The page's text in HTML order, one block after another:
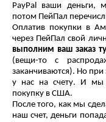
PayPal ваши деньги,
потом ПейПал
Оплатив покупки в
через ПейПал свой
выполним ваш заказ
(вещи-то с
заканчиваются). Но
у нас на счету. И мы
покупку в США.
После того, как мы
наш счет, деньги